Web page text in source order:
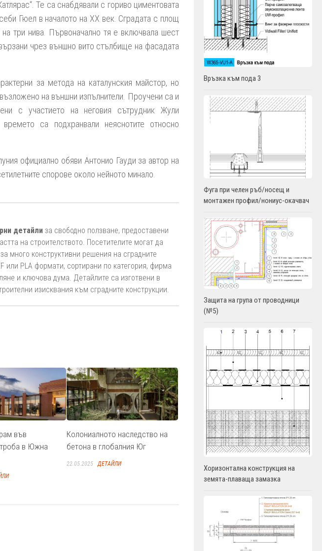
Те са снабдявали с гориво циментовата
Гюел в началото на ХХ век. Сградата с площ
три нива. Първоначално тя е включвала шест
чрез външно вито стълбище на фасадата
за метода на каталунския майстор, но
на външни изпълнители. Проучени са и
с участието на неговия сътрудник Жули
са подхранвали неяснотите относно
официално обяви Антонио Гауди за автор на
спорове около нейното минало.
детайли за свободно ползване, предоставени
на строителството. Посетителите могат да
много конструктивни решения на сградните
или PLA формати, сортирани по категория, фирма
и ключова дума. Детайлите са изготвени в
изисквания към сградните конструкции.
във
в Южна
Колониалното наследство на
бетона в глобалния Юг
22.05.2025 ДЕТАЙЛИ
Връзка към пода 3
Фуга при челен ръб/носещ и
монтажeн профил/нониус-окачвач
Защита на група от проводници
(№5)
Хоризонтална конструкция на
земята-плаваща замазка